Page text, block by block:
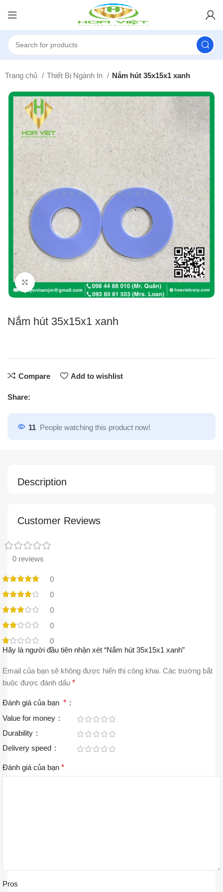
Trang chủ Thiết Bị Ngành In Nắm hút 35x15x1 xanh
Click to enlarge
Nắm hút 35x15x1 xanh
Compare Add to wishlist
Share:
11 People watching this product now!
Description
Customer Reviews
0 reviews
0
0
0
0
0
Hãy là người đầu tiên nhận xét “Nắm hút 35x15x1 xanh”
Email của bạn sẽ không được hiển thị công khai. Các trường bắt
buộc được đánh dấu *
Đánh giá của bạn *
Value for money
Durability
Delivery speed
Đánh giá của bạn *
Pros